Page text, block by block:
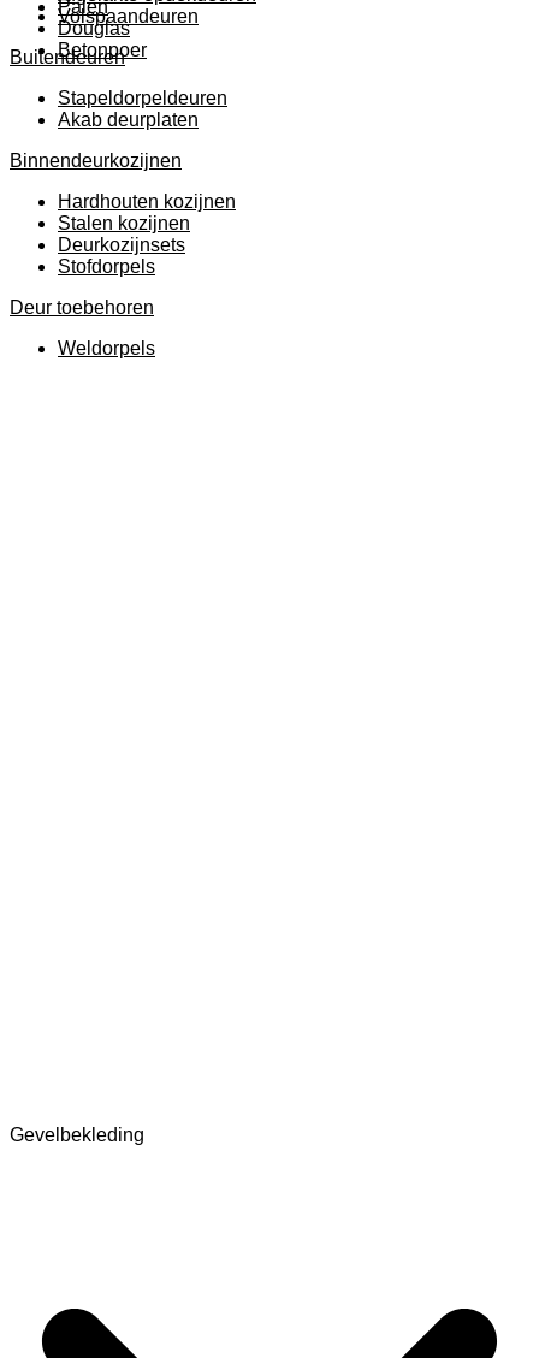
Palen
Douglas
Betonpoer
Volspaandeuren
Buitendeuren
Stapeldorpeldeuren
Akab deurplaten
Binnendeurkozijnen
Hardhouten kozijnen
Stalen kozijnen
Deurkozijnsets
Stofdorpels
Deur toebehoren
Weldorpels
Gevelbekleding